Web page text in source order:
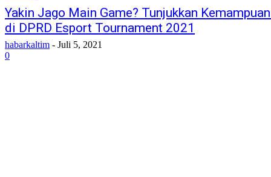
Yakin Jago Main Game? Tunjukkan
di DPRD Esport Tournament 2021
habarkaltim - Juli 5, 2021
0